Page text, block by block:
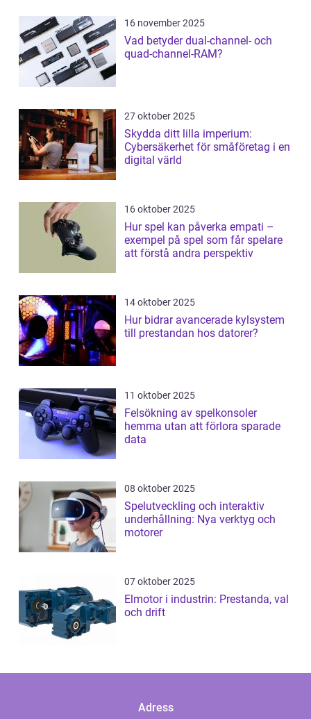
16 november 2025
Vad betyder dual-channel- och
quad-channel-RAM?
27 oktober 2025
Skydda ditt lilla imperium:
Cybersäkerhet för småföretag i en
digital värld
16 oktober 2025
Hur spel kan påverka empati –
exempel på spel som får spelare
att förstå andra perspektiv
14 oktober 2025
Hur bidrar avancerade kylsystem
till prestandan hos datorer?
11 oktober 2025
Felsökning av spelkonsoler
hemma utan att förlora sparade
data
08 oktober 2025
Spelutveckling och interaktiv
underhållning: Nya verktyg och
motorer
07 oktober 2025
Elmotor i industrin: Prestanda, val
och drift
Adress